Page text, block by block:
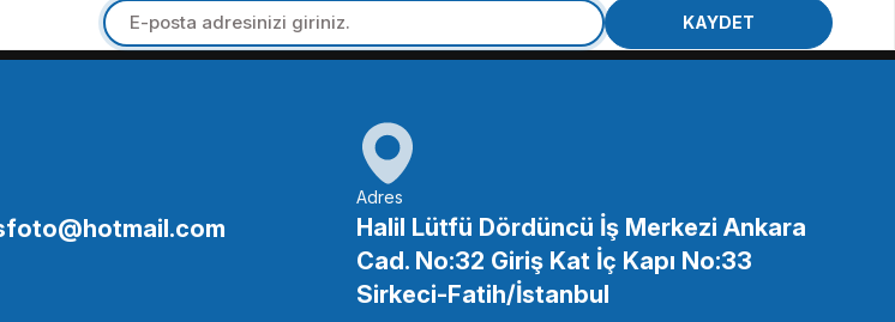
KAYDET
Adres
Halil Lütfü Dördüncü İş Merkezi Ankara
Cad. No:32 Giriş Kat İç Kapı No:33
Sirkeci-Fatih/İstanbul